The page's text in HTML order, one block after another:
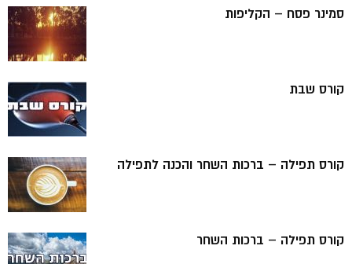
סמינר פסח – הקליפות
קורס שבת
קורס תפילה – ברכות השחר והכנה לתפילה
קורס תפילה – ברכות השחר